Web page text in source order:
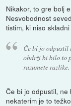
Nikakor, to gre bolj
Nesvobodnost
tistim, ki niso
Če bi jo odpustil
obdrži bi bilo to
razumete razlike.
Če bi jo odpustil, ne
nekaterim je to